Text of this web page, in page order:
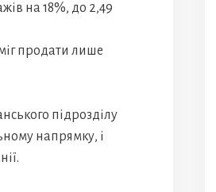
на 18%, до 2,49
продати лише
підрозділу
напрямку, і